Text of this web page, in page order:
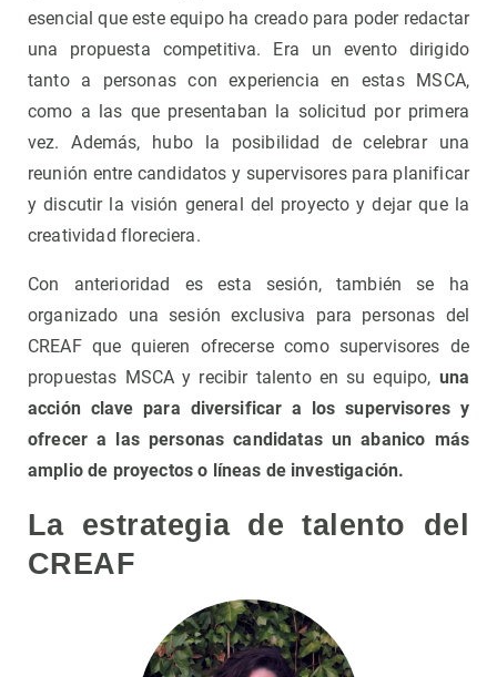
esencial que este equipo ha creado para poder redactar
una propuesta competitiva. Era un evento dirigido
tanto a personas con experiencia en estas MSCA,
como a las que presentaban la solicitud por primera
vez. Además, hubo la posibilidad de celebrar una
reunión entre candidatos y supervisores para planificar
y discutir la visión general del proyecto y dejar que la
creatividad floreciera.
Con anterioridad es esta sesión, también se ha
organizado una sesión exclusiva para personas del
CREAF que quieren ofrecerse como supervisores de
propuestas MSCA y recibir talento en su equipo, una
acción clave para diversificar a los supervisores y
ofrecer a las personas candidatas un abanico más
amplio de proyectos o líneas de investigación.
La estrategia de talento del
CREAF